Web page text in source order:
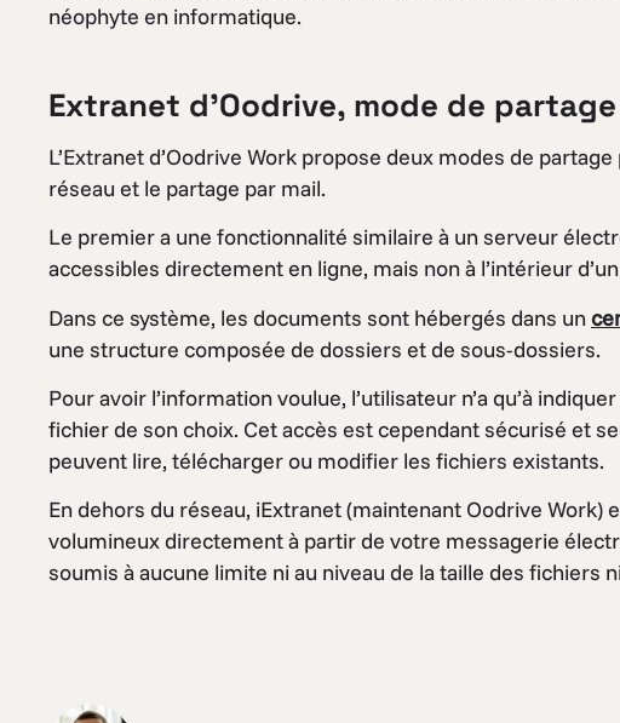
néophyte en informatique.
Extranet d’Oodrive, mode de partage
L’Extranet d’Oodrive Work propose deux modes de
réseau et le partage par mail.
Le premier a une fonctionnalité similaire à un serveur
accessibles directement en ligne, mais non à l’intérieur
Dans ce système, les documents sont hébergés dans un
une structure composée de dossiers et de sous-dossiers.
Pour avoir l’information voulue, l’utilisateur n’a qu’à
fichier de son choix. Cet accès est cependant sécurisé et
peuvent lire, télécharger ou modifier les fichiers existants.
En dehors du réseau, iExtranet (maintenant Oodrive
volumineux directement à partir de votre messagerie
soumis à aucune limite ni au niveau de la taille des fichiers